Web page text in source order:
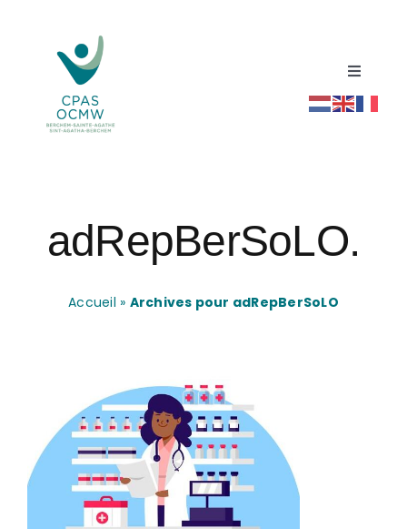
contenu
Toggle
Accueil
Actualités
Ressources
adRepBerSoLO.
Accueil » Archives pour adRepBerSoLO